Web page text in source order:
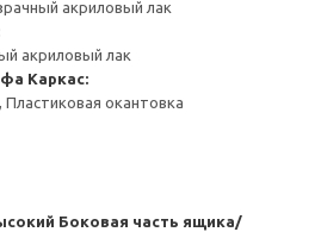
акриловый лак
акриловый лак
Каркас:
окантовка
Боковая часть ящика/